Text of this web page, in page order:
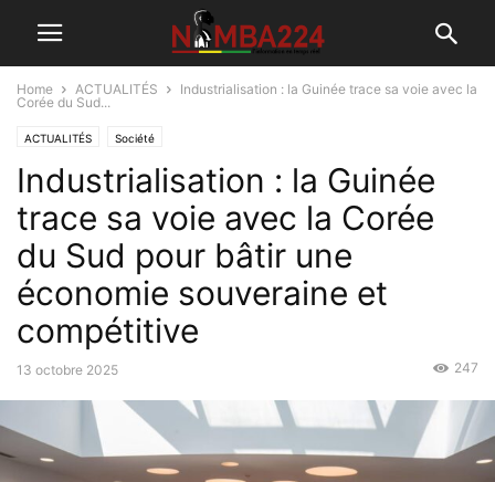
Home ACTUALITÉS
Industrialisation : la Guinée trace sa voie avec la
Corée du Sud...
ACTUALITÉS Société
Industrialisation : la Guinée
trace sa voie avec la Corée
du Sud pour bâtir une
économie souveraine et
compétitive
13 octobre 2025 247